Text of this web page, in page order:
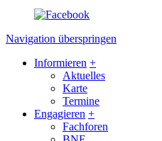
Navigation überspringen
Informieren +
Aktuelles
Karte
Termine
Engagieren +
Fachforen